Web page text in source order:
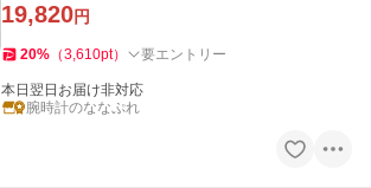
19,820円
20% （3,610pt） 要エントリー
本日翌日お届け非対応
腕時計のななぷれ